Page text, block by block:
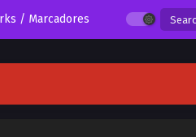
/ Marcadores